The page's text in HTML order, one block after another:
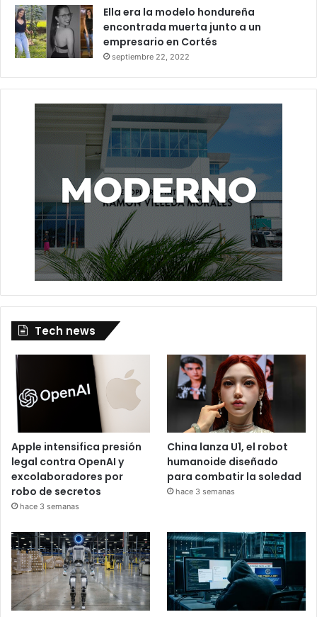
Ella era la modelo hondureña
encontrada muerta junto a un
empresario en Cortés
septiembre 22, 2022
Tech news
Apple intensifica presión
legal contra OpenAI y
excolaboradores por
robo de secretos
hace 3 semanas
China lanza U1, el robot
humanoide diseñado
para combatir la soledad
hace 3 semanas